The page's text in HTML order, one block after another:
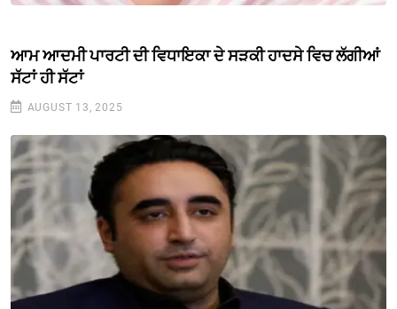
ਆਮ ਆਦਮੀ ਪਾਰਟੀ ਦੀ ਵਿਧਾਇਕਾ ਦੇ ਸੜਕੀ ਹਾਦਸੇ ਵਿਚ ਲੱਗੀਆਂ
ਸੱਟਾਂ ਹੀ ਸੱਟਾਂ
AUGUST 13, 2025